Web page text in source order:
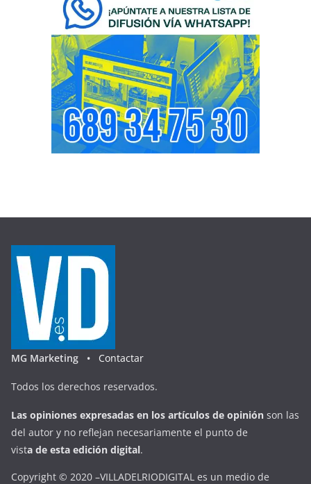
MG Marketing • Contactar
Todos los derechos reservados.
Las opiniones expresadas en los artículos de opinión son las
del autor y no reflejan necesariamente el punto de
vista de esta edición digital.
Copyright © 2020 –VILLADELRIODIGITAL es un medio de